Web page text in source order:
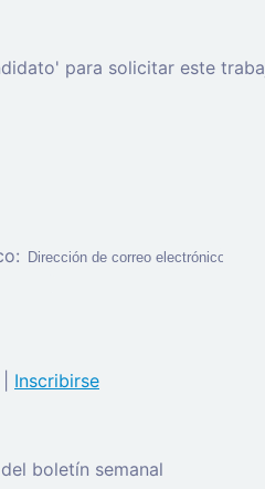
para solicitar este
Inscribirse
boletín semanal